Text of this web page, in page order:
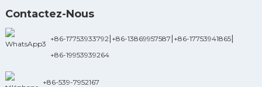
Contactez-Nous
+86-17753933792| +86-13869957587 | +86-17753941865|
+86-19953939264
+86-539-7952167